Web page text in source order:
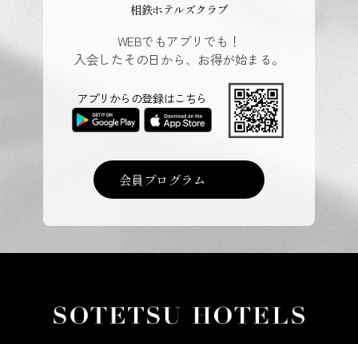
相鉄ホテルズクラブ
WEBでもアプリでも！
入会したその日から、お得が始まる。
会員プログラム
アプリからの登録はこちら